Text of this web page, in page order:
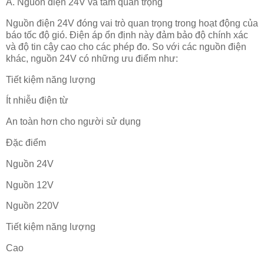
Nguồn điện 24V đóng vai trò quan trọng trong hoạt động của
báo tốc độ gió. Điện áp ổn định này đảm bảo độ chính xác
và độ tin cậy cao cho các phép đo. So với các nguồn điện
khác, nguồn 24V có những ưu điểm như:
Tiết kiệm năng lượng
Ít nhiễu điện từ
An toàn hơn cho người sử dụng
Đặc điểm
Nguồn 24V
Nguồn 12V
Nguồn 220V
Tiết kiệm năng lượng
Cao